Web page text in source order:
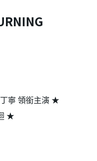
寧 領銜主演 ★
★